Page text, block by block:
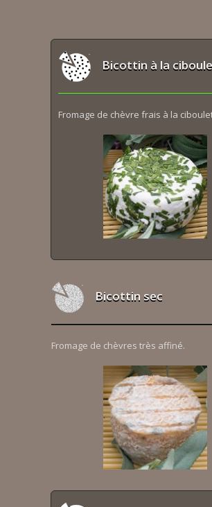
Bicottin à la
Fromage de chèvre frais à la
Bicottin sec
Fromage de chèvres très affiné.